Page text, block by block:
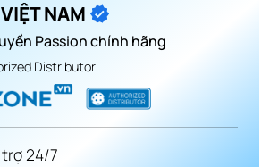
NAM
Passion chính hãng
Distributor
24/7